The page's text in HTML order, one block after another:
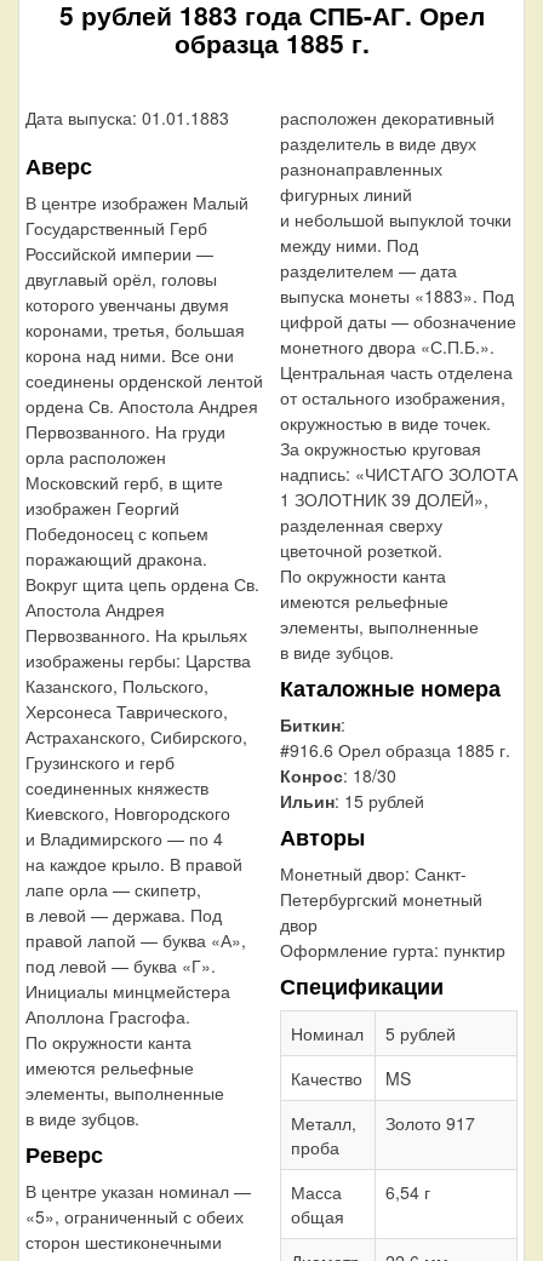
5 рублей 1883 года СПБ-АГ. Орел
образца 1885 г.
Дата выпуска: 01.01.1883
Аверс
В центре изображен Малый
Государственный Герб
Российской империи —
двуглавый орёл, головы
которого увенчаны двумя
коронами, третья, большая
корона над ними. Все они
соединены орденской лентой
ордена Св. Апостола Андрея
Первозванного. На груди
орла расположен
Московский герб, в щите
изображен Георгий
Победоносец с копьем
поражающий дракона.
Вокруг щита цепь ордена Св.
Апостола Андрея
Первозванного. На крыльях
изображены гербы: Царства
Казанского, Польского,
Херсонеса Таврического,
Астраханского, Сибирского,
Грузинского и герб
соединенных княжеств
Киевского, Новгородского
и Владимирского — по 4
на каждое крыло. В правой
лапе орла — скипетр,
в левой — держава. Под
правой лапой — буква «А»,
под левой — буква «Г».
Инициалы минцмейстера
Аполлона Грасгофа.
По окружности канта
имеются рельефные
элементы, выполненные
в виде зубцов.
Реверс
В центре указан номинал —
«5», ограниченный с обеих
сторон шестиконечными
расположен декоративный
разделитель в виде двух
разнонаправленных
фигурных линий
и небольшой выпуклой точки
между ними. Под
разделителем — дата
выпуска монеты «1883». Под
цифрой даты — обозначение
монетного двора «С.П.Б.».
Центральная часть отделена
от остального изображения,
окружностью в виде точек.
За окружностью круговая
надпись: «ЧИСТАГО ЗОЛОТА
1 ЗОЛОТНИК 39 ДОЛЕЙ»,
разделенная сверху
цветочной розеткой.
По окружности канта
имеются рельефные
элементы, выполненные
в виде зубцов.
Каталожные номера
Биткин:
#916.6 Орел образца 1885 г.
Конрос: 18/30
Ильин: 15 рублей
Авторы
Монетный двор: Санкт-
Петербургский монетный
двор
Оформление гурта: пунктир
Спецификации
Номинал
5 рублей
Качество
MS
Металл,
проба
Золото 917
Масса
общая
6,54 г